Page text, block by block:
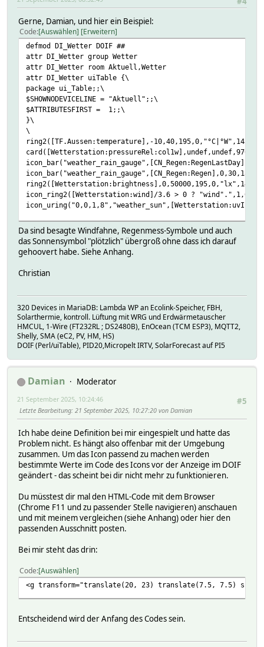
Gerne, Damian, und hier ein Beispiel:
Code Auswählen Erweitern
defmod DI_Wetter DOIF ##
attr DI_Wetter group Wetter
attr DI_Wetter room Aktuell,Wetter
attr DI_Wetter uiTable {\
package ui_Table;;\
$SHOWNODEVICELINE = "Aktuell";;\
$ATTRIBUTESFIRST = 1;;\
}\
\
ring2([TF.Aussen:temperature],-
icon_ring2([Wetterstation:wind]/3.6 > 0 ?
setstate DI_Wetter initialized
setstate DI_Wetter 2025-09-21 08:20:51
setstate DI_Wetter 2025-09-21 08:20:51
setstate DI_Wetter 2023-06-22 23:24:15 cmd 0
setstate DI_Wetter 2023-06-22 23:24:15 mode enabled
Da sind besagte Windfahne, Regenmess-Symbole und auch
das Sonnensymbol "plötzlich" übergroß ohne dass ich darauf
gehoovert habe. Siehe Anhang.
Christian
320 Devices in MariaDB: Lambda WP an Ecolink-Speicher, FBH,
Solarthermie, kontroll. Lüftung mit WRG und Erdwärmetauscher
HMCUL, 1-Wire (FT232RL ; DS2480B), EnOcean (TCM ESP3), MQTT2,
Shelly, SMA (eC2, PV, HM, HS)
DOIF (Perl/uiTable), PID20,Micropelt IRTV, SolarForecast auf PI5
Damian
Moderator
#5
21 September 2025, 10:24:46
Letzte Bearbeitung: 21 September 2025, 10:27:20 von Damian
Ich habe deine Definition bei mir eingespielt und hatte das
Problem nicht. Es hängt also offenbar mit der Umgebung
zusammen. Um das Icon passend zu machen werden
bestimmte Werte im Code des Icons vor der Anzeige im DOIF
geändert - das scheint bei dir nicht mehr zu funktionieren.
Du müsstest dir mal den HTML-Code mit dem Browser
(Chrome F11 und zu passender Stelle navigieren) anschauen
und mit meinem vergleichen (siehe Anhang) oder hier den
passenden Ausschnitt posten.
Bei mir steht das drin:
Code Auswählen
<g transform="translate(20, 23) translate(7.5, 7.5) scale(1)
Entscheidend wird der Anfang des Codes sein.